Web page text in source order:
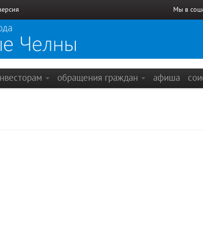
Мы в
обращения граждан афиша